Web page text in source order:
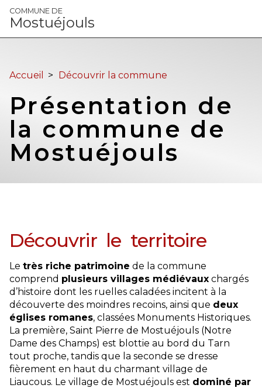
Panneau de gestion des cookies
COMMUNE DE
Mostuéjouls
Accueil > Découvrir la commune
Présentation de
la commune de
Mostuéjouls
Découvrir le territoire
Le très riche patrimoine de la commune
comprend plusieurs villages médiévaux chargés
d’histoire dont les ruelles caladées incitent à la
découverte des moindres recoins, ainsi que deux
églises romanes, classées Monuments Historiques.
La première, Saint Pierre de Mostuéjouls (Notre
Dame des Champs) est blottie au bord du Tarn
tout proche, tandis que la seconde se dresse
fièrement en haut du charmant village de
Liaucous. Le village de Mostuéjouls est dominé par